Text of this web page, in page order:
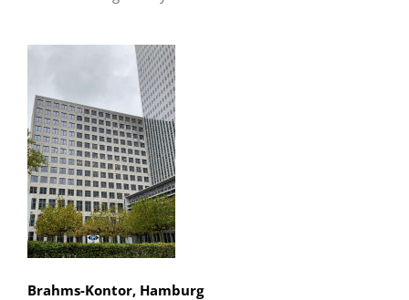
Brahms-Kontor, Hamburg